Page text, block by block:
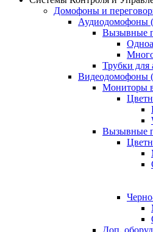
Домофоны и
Аудиодомофоны
Вызывные
Трубки для
Видеодомофоны
Мониторы
Вызывные
Доп.